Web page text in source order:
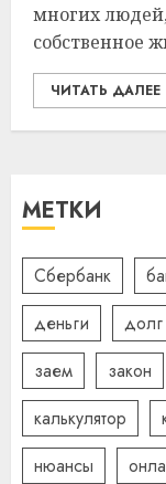
многих
собственное
ЧИТАТЬ ДАЛЕЕ
МЕТКИ
Сбербанк
деньги
долг
заем
закон
калькулятор
нюансы